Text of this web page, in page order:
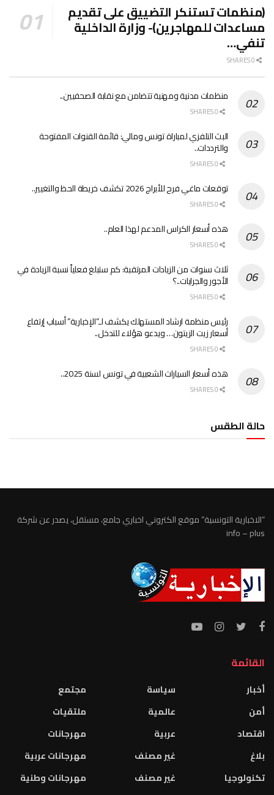
(منظمات تستنكر التضييق على تقديم
مساعدات للمهاجرين)- وزارة الداخلية
تنفي…
منظمات مدنية ومهنية تتضامن مع نقابة الصحفيين..
البث التلفزي لمباراة تونس ومالي: قائمة القنوات المفتوحة
والترددات..
توقعات ماغي فرح للأبراج 2026 تكشف خريطة الحظ والتغيير..
هذه أسعار الكراس المدعم لهذا العام..
ثلاث سنوات من الزيادات المرتقبة: كم ستبلغ فعلياً نسبة الزيادة في
الأجور والجرايات..؟
رئيس منظمة ارشاد المستهلك يكشف لـ”الإخبارية” أسباب إرتفاع
أسعار زيت الزيتون… ويدعو هؤلاء للتدخل..
هذه أسعار السيارات الشعبية في تونس لسنة 2025..
حالة الطقس
“الاخبارية التونسية” موقع الكتروني اخباري جامع، مستقل، يصدر عن شركة
info – plus
القائمة
أخبار
أمن
اقتصاد
بلاغ
تكنولوجيا
سياسة
عالمية
عربية
غير مصنف
غير مصنف
مجتمع
ملتقيات
مهرجانات
مهرجانات عربية
مهرجانات وطنية